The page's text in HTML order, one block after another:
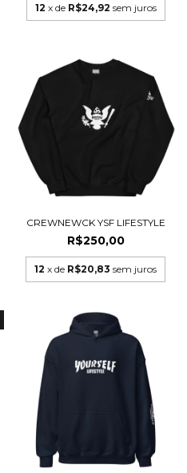
12 x de R$24,92 sem juros
CREWNEWCK YSF LIFESTYLE
R$250,00
12 x de R$20,83 sem juros